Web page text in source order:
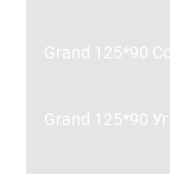
Grand 125*90
Grand 125*90